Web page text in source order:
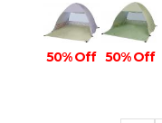
50% Off 50% Off